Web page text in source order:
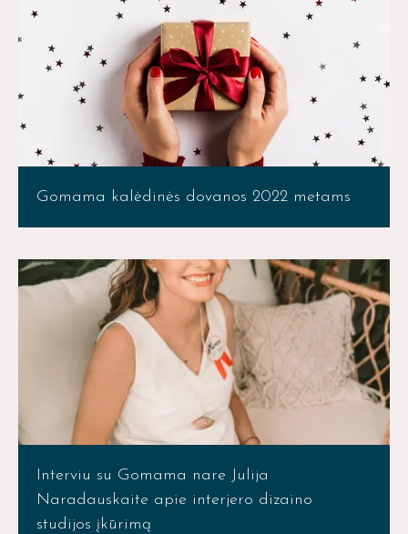
Gomama kalėdinės dovanos 2022 metams
Interviu su Gomama nare Julija
Naradauskaite apie interjero dizaino
studijos įkūrimą